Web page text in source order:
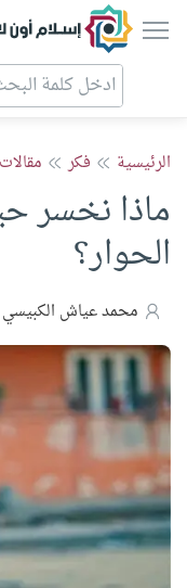
إسلام
الرئيسية فكر مقالات
ماذا نخسر
الحوار؟
محمد عياش الكبيسي